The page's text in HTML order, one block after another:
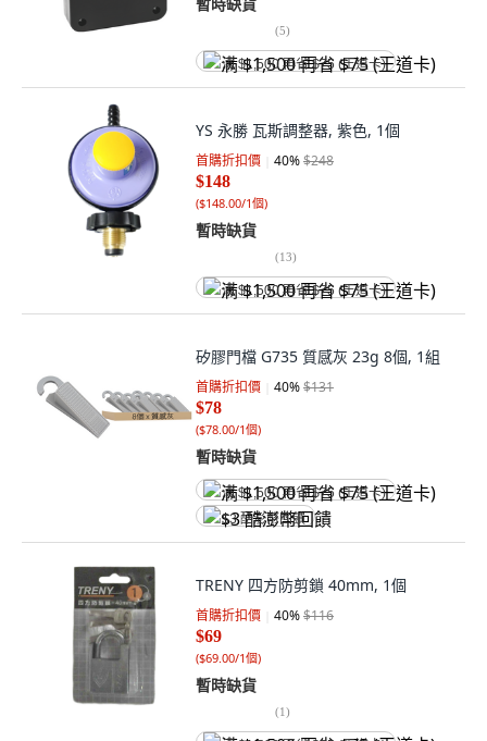
(5)
满 $1,500 再省 $75 (王道卡)
YS 永勝 瓦斯調整器, 紫色, 1個
首購折扣價 40%$248
$148
($148.00/1個)
暫時缺貨
(13)
满 $1,500 再省 $75 (王道卡)
矽膠門檔 G735 質感灰 23g 8個, 1組
首購折扣價 40%$131
$78
($78.00/1個)
暫時缺貨
满 $1,500 再省 $75 (王道卡)
$3 酷澎幣回饋
TRENY 四方防剪鎖 40mm, 1個
首購折扣價 40%$116
$69
($69.00/1個)
暫時缺貨
(1)